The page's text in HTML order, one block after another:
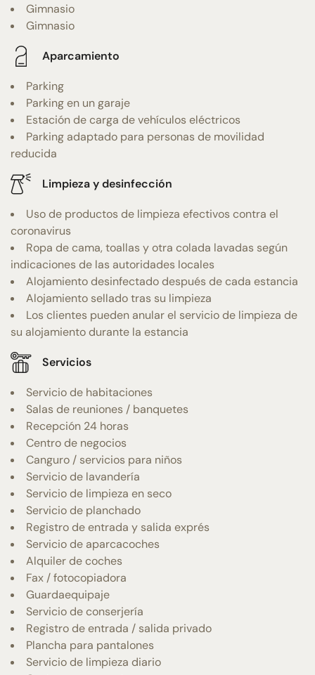
Gimnasio
Gimnasio
Aparcamiento
Parking
Parking en un garaje
Estación de carga de vehículos eléctricos
Parking adaptado para personas de movilidad
reducida
Limpieza y desinfección
Uso de productos de limpieza efectivos contra el
coronavirus
Ropa de cama, toallas y otra colada lavadas según
indicaciones de las autoridades locales
Alojamiento desinfectado después de cada estancia
Alojamiento sellado tras su limpieza
Los clientes pueden anular el servicio de limpieza de
su alojamiento durante la estancia
Servicios
Servicio de habitaciones
Salas de reuniones / banquetes
Recepción 24 horas
Centro de negocios
Canguro / servicios para niños
Servicio de lavandería
Servicio de limpieza en seco
Servicio de planchado
Registro de entrada y salida exprés
Servicio de aparcacoches
Alquiler de coches
Fax / fotocopiadora
Guardaequipaje
Servicio de conserjería
Registro de entrada / salida privado
Plancha para pantalones
Servicio de limpieza diario